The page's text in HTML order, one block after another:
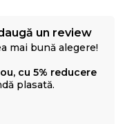
un review
mai bună alegere!
cu 5% reducere
plasată.